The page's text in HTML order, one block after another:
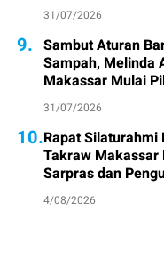
31/07/2026
9. Sambut Aturan
Sampah, Melinda
Makassar Mulai
Sumbernya
31/07/2026
10.Rapat Silaturahmi
Takraw Makassar
Sarpras dan
Atlet
4/08/2026